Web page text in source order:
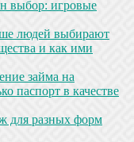
выбор: игровые
людей выбирают
и как ими
займа на
паспорт в качестве
для разных форм